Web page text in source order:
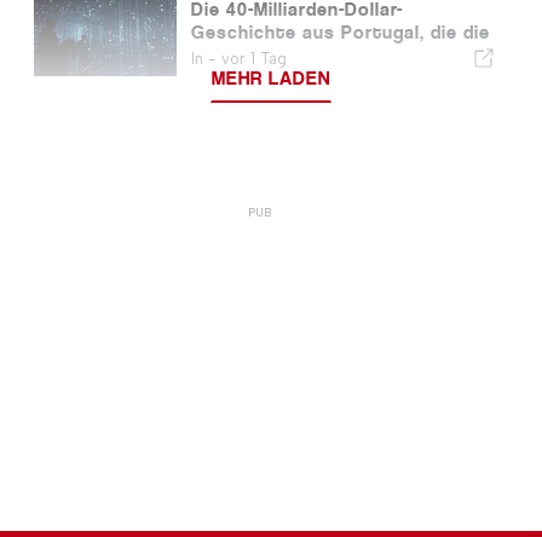
Die 40-Milliarden-Dollar-
Geschichte aus Portugal, die die
meisten Anleger übersehen
In - vor 1 Tag
MEHR LADEN